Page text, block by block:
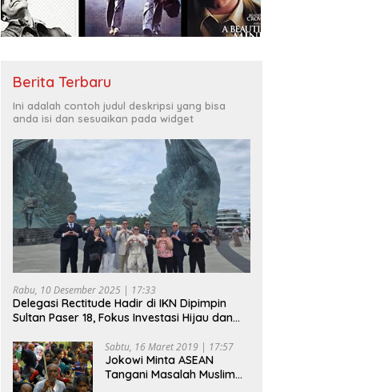
Berita Terbaru
Ini adalah contoh judul deskripsi yang bisa
anda isi dan sesuaikan pada widget
Rabu, 10 Desember 2025 | 17:33
Delegasi Rectitude Hadir di IKN Dipimpin
Sultan Paser 18, Fokus Investasi Hijau dan
Sabtu, 16 Maret 2019 | 17:57
Jokowi Minta ASEAN
Tangani Masalah Muslim